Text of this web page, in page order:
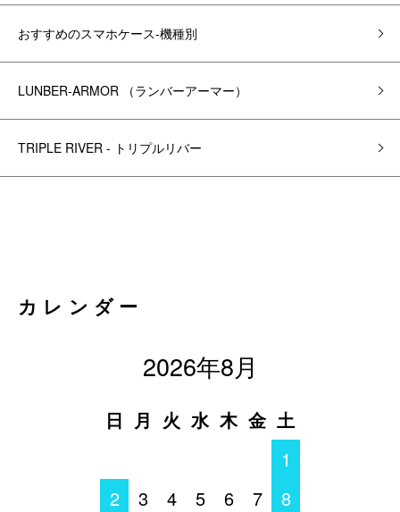
おすすめのスマホケース-機種別
LUNBER-ARMOR （ランバーアーマー）
TRIPLE RIVER - トリプルリバー
カレンダー
2026年8月
日 月 火 水 木 金 土
1
2
3 4 5 6 7
8